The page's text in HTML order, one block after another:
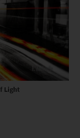
Light